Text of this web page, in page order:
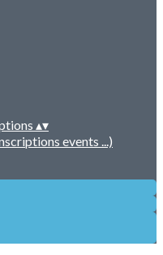
▴▾
events ...)